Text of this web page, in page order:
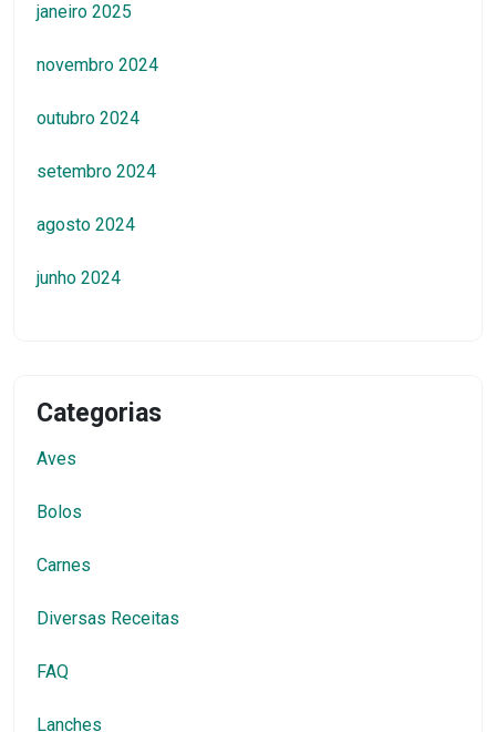
janeiro 2025
novembro 2024
outubro 2024
setembro 2024
agosto 2024
junho 2024
Categorias
Aves
Bolos
Carnes
Diversas Receitas
FAQ
Lanches